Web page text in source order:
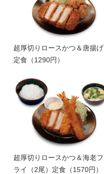
超厚切りロースかつ＆唐揚げ
定食（1290円）
超厚切りロースかつ＆海老フ
ライ（2尾）定食（1570円）